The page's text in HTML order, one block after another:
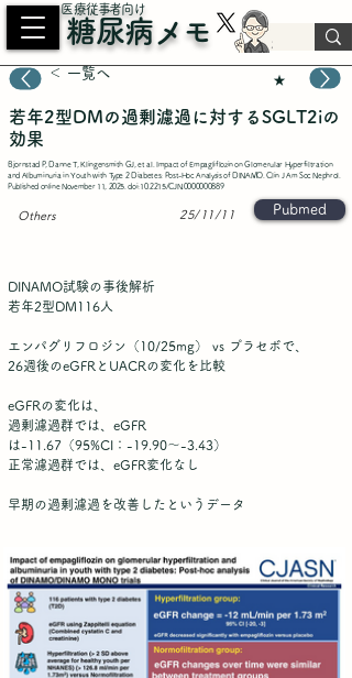
​医療従事者向け
糖尿病メモ
＜ 一覧へ ★
若年2型DMの過剰濾過に対するSGLT2iの
効果
Bjornstad P, Danne T, Klingensmith GJ, et al. Impact of Empagliflozin on Glomerular Hyperfiltration
and Albuminuria in Youth with Type 2 Diabetes: Post-Hoc Analysis of DINAMO. Clin J Am Soc Nephrol.
Published online November 11, 2025. doi:10.2215/CJN.0000000889
25/11/11
Others Pubmed
DINAMO試験の事後解析
若年2型DM116人
エンパグリフロジン（10/25mg） vs プラセボで、
26週後のeGFRとUACRの変化を比較
eGFRの変化は、
過剰濾過群では、eGFR
は-11.67（95%CI：-19.90〜-3.43）
正常濾過群では、eGFR変化なし
早期の過剰濾過を改善したというデータ